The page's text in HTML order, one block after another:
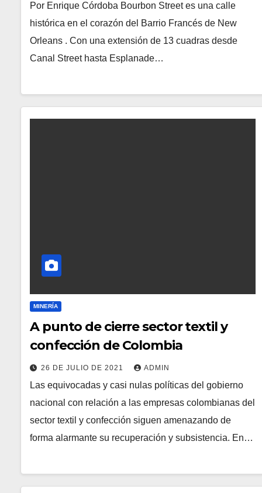
Por Enrique Córdoba Bourbon Street es una calle
histórica en el corazón del Barrio Francés de New
Orleans . Con una extensión de 13 cuadras desde
Canal Street hasta Esplanade…
MINERÍA
A punto de cierre sector textil y
confección de Colombia
26 DE JULIO DE 2021 ADMIN
Las equivocadas y casi nulas políticas del gobierno
nacional con relación a las empresas colombianas del
sector textil y confección siguen amenazando de
forma alarmante su recuperación y subsistencia. En…